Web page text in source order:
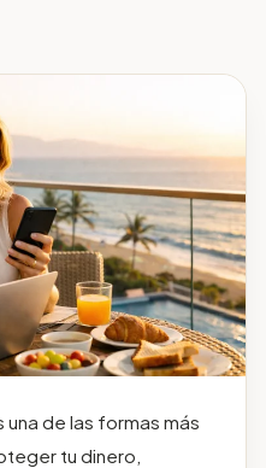
de las formas más
tu dinero,